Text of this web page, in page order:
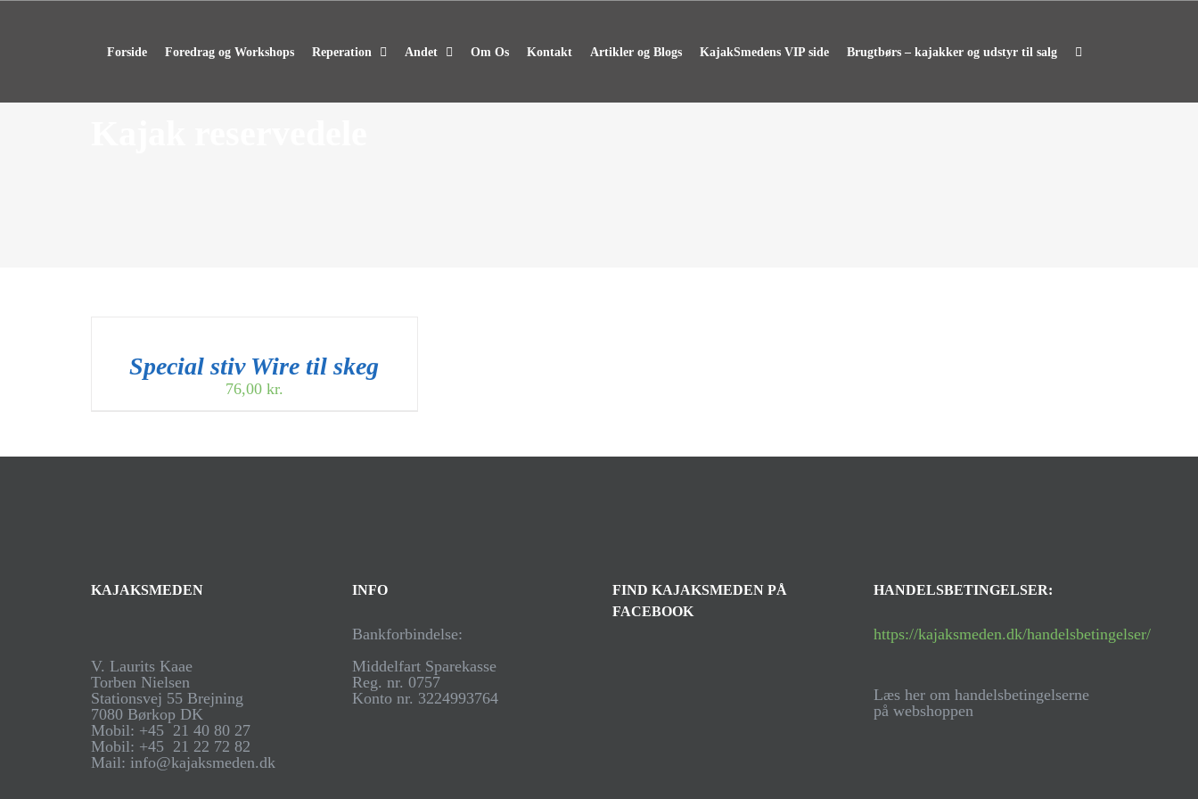
Forside Foredrag og Workshops Reperation Andet Om Os Kontakt Artikler og Blogs KajakSmedens VIP side Brugtbørs – kajakker og udstyr til salg
Special stiv Wire til skeg
76,00 kr.
KAJAKSMEDEN
V. Laurits Kaae
Torben Nielsen
Stationsvej 55 Brejning
7080 Børkop DK
Mobil: +45 21 40 80 27
Mobil: +45 21 22 72 82
Mail: info@kajaksmeden.dk
INFO
Bankforbindelse:
Middelfart Sparekasse
Reg. nr. 0757
Konto nr. 3224993764
FIND KAJAKSMEDEN PÅ
FACEBOOK
HANDELSBETINGELSER:
https://kajaksmeden.dk/handelsbetingelser/
Læs her om handelsbetingelserne
på webshoppen